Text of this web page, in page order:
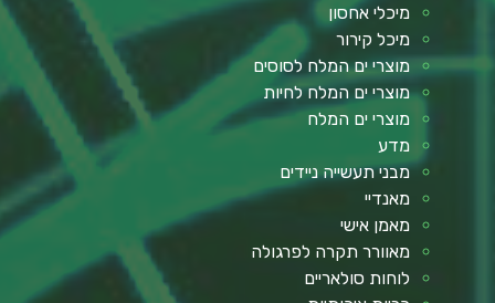
מיכלי אחסון
מיכל קירור
מוצרי ים המלח לסוסים
מוצרי ים המלח לחיות
מוצרי ים המלח
מדע
מבני תעשייה ניידים
מאנדיי
מאמן אישי
מאוורר תקרה לפרגולה
לוחות סולאריים